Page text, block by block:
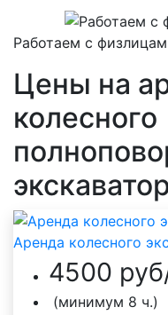
Работаем с
Цены на
колесного
Аренда колесного
4500
(минимум 8 ч.)